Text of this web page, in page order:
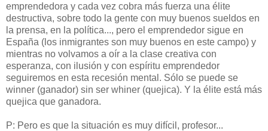
emprendedora y cada vez cobra más fuerza una élite
destructiva, sobre todo la gente con muy buenos sueldos en
la prensa, en la política..., pero el emprendedor sigue en
España (los inmigrantes son muy buenos en este campo) y
mientras no volvamos a oír a la clase creativa con
esperanza, con ilusión y con espíritu emprendedor
seguiremos en esta recesión mental. Sólo se puede se
winner (ganador) sin ser whiner (quejica). Y la élite está más
quejica que ganadora.
P: Pero es que la situación es muy difícil, profesor...